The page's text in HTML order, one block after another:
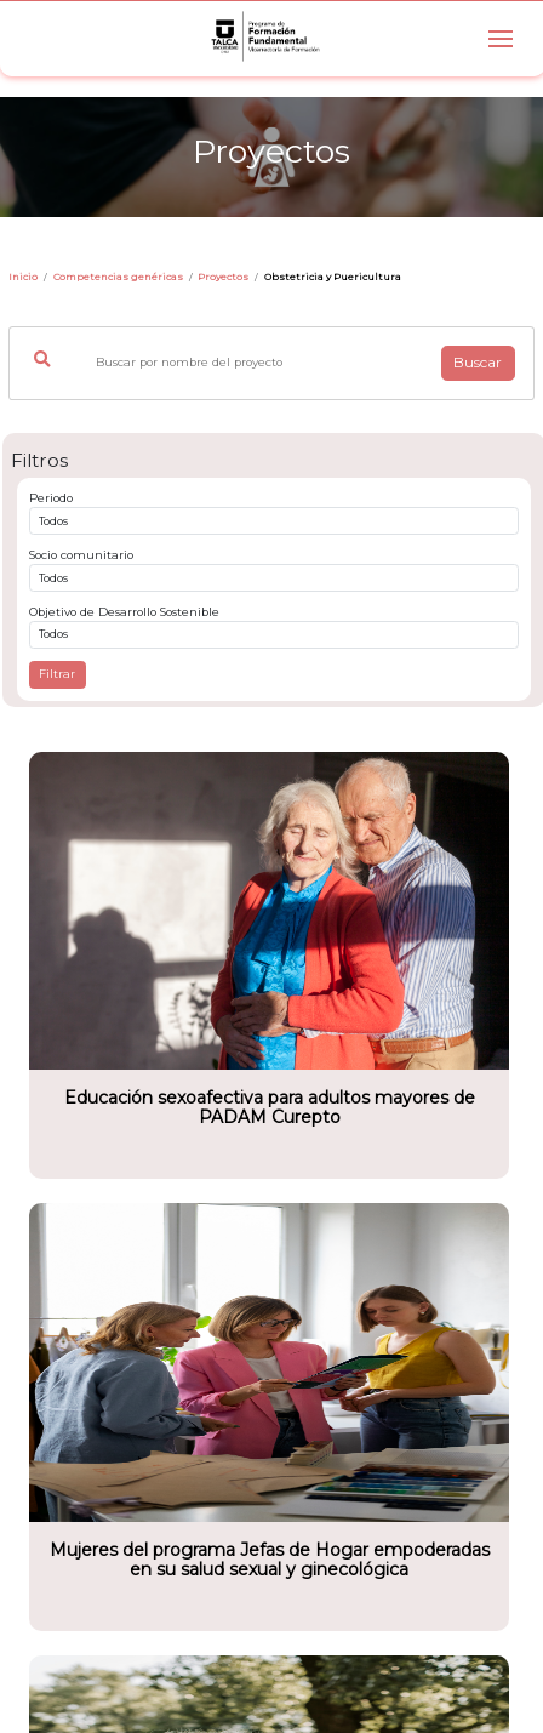
Proyectos
Inicio Competencias genéricas Proyectos Obstetricia y Puericultura
Buscar
Filtros
Periodo
Socio comunitario
Objetivo de Desarrollo Sostenible
Filtrar
Educación sexoafectiva para adultos mayores de
PADAM Curepto
de Talca
Mujeres del programa Jefas de Hogar empoderadas
en su salud sexual y ginecológica